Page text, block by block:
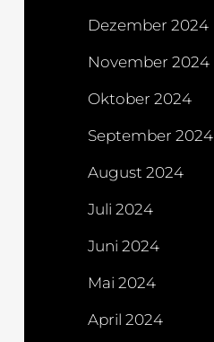
Dezember 2024
November 2024
Oktober 2024
September 2024
August 2024
Juli 2024
Juni 2024
Mai 2024
April 2024